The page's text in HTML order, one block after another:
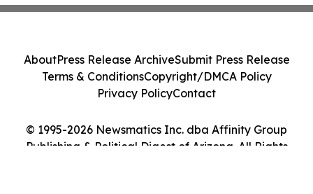
© 1995-2026 Newsmatics Inc. dba Affinity Group
Publishing & Political Digest of Arizona. All Rights
AboutPress Release ArchiveSubmit Press Release
Terms & ConditionsCopyright/DMCA Policy
Privacy PolicyContact